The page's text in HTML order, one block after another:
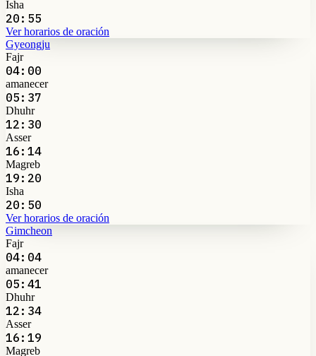
Isha
20:55
Ver horarios de oración
Gyeongju
Fajr
04:00
amanecer
05:37
Dhuhr
12:30
Asser
16:14
Magreb
19:20
Isha
20:50
Ver horarios de oración
Gimcheon
Fajr
04:04
amanecer
05:41
Dhuhr
12:34
Asser
16:19
Magreb